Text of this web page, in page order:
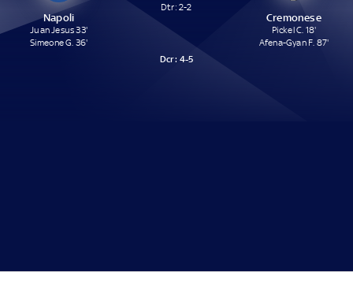
Napoli
Juan Jesus 33'
Simeone G. 36'
Dtr: 2-2
Cremonese
Pickel C. 18'
Afena-Gyan F. 87'
Dcr : 4-5